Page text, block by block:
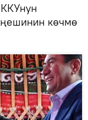
көчмө